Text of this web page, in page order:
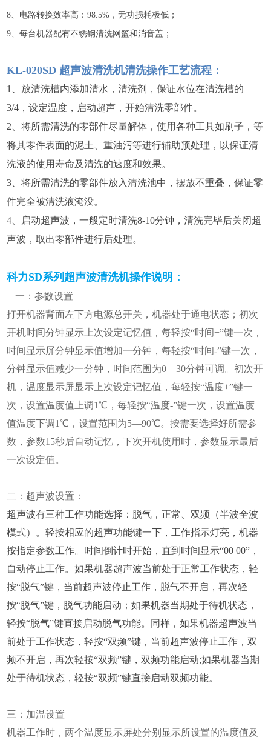
8、电路转换效率高：98.5%，无功损耗极低；
9、每台机器配有不锈钢清洗网篮和消音盖；
KL-020SD 超声波清洗机清洗操作工艺流程：
1、放清洗槽内添加清水，清洗剂，保证水位在清洗槽的
3/4，设定温度，启动超声，开始清洗零部件。
2、将所需清洗的零部件尽量解体，使用各种工具如刷子，等
将其零件表面的泥土、重油污等进行辅助预处理，以保证清
洗液的使用寿命及清洗的速度和效果。
3、将所需清洗的零部件放入清洗池中，摆放不重叠，保证零
件完全被清洗液淹没。
4、启动超声波，一般定时清洗8-10分钟，清洗完毕后关闭超
声波，取出零部件进行后处理。
科力SD系列 超声波清洗机操作说明：
一：参数设置
打开机器背面左下方电源总开关，机器处于通电状态；初次
开机时间分钟显示上次设定记忆值，每轻按“时间+”键一次，
时间显示屏分钟显示值增加一分钟，每轻按“时间-”键一次，
分钟显示值减少一分钟，时间范围为0—30分钟可调。初次开
机，温度显示屏显示上次设定记忆值，每轻按“温度+”键一
次，设置温度值上调1℃，每轻按“温度-”键一次，设置温度
值温度下调1℃，设置范围为5—90℃。按需要选择好所需参
数，参数15秒后自动记忆，下次开机使用时，参数显示最后
一次设定值。
二：超声波设置：
超声波有三种工作功能选择：脱气，正常、双频（半波全波
模式）。轻按相应的超声功能键一下，工作指示灯亮，机器
按指定参数工作。时间倒计时开始，直到时间显示“00 00”，
自动停止工作。如果机器超声波当前处于正常工作状态，轻
按“脱气”键，当前超声波停止工作，脱气不开启，再次轻
按“脱气”键，脱气功能启动；如果机器当期处于待机状态，
轻按“脱气”键直接启动脱气功能。同样，如果机器超声波当
前处于工作状态，轻按“双频”键，当前超声波停止工作，双
频不开启，再次轻按“双频”键，双频功能启动;如果机器当期
处于待机状态，轻按“双频”键直接启动双频功能。
三：加温设置
机器工作时，两个温度显示屏处分别显示所设置的温度值及